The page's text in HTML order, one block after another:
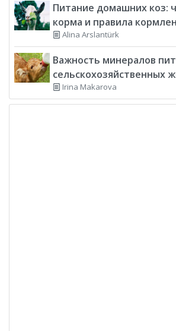
Питание домашних коз:
корма и правила
Alina Arslantürk
Важность минералов
сельскохозяйственных
Irina Makarova